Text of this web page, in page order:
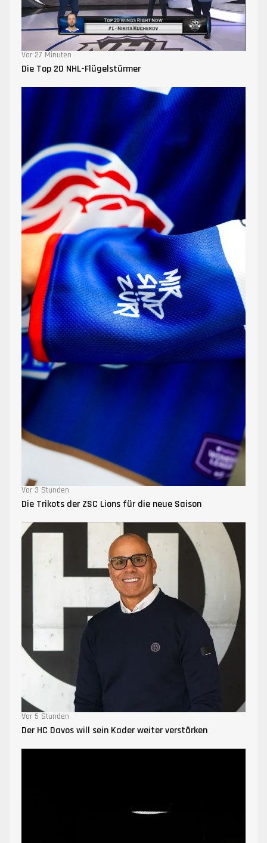
Vor 27 Minuten
Die Top 20 NHL-Flügelstürmer
Vor 3 Stunden
Die Trikots der ZSC Lions für die neue Saison
Vor 5 Stunden
Der HC Davos will sein Kader weiter verstärken